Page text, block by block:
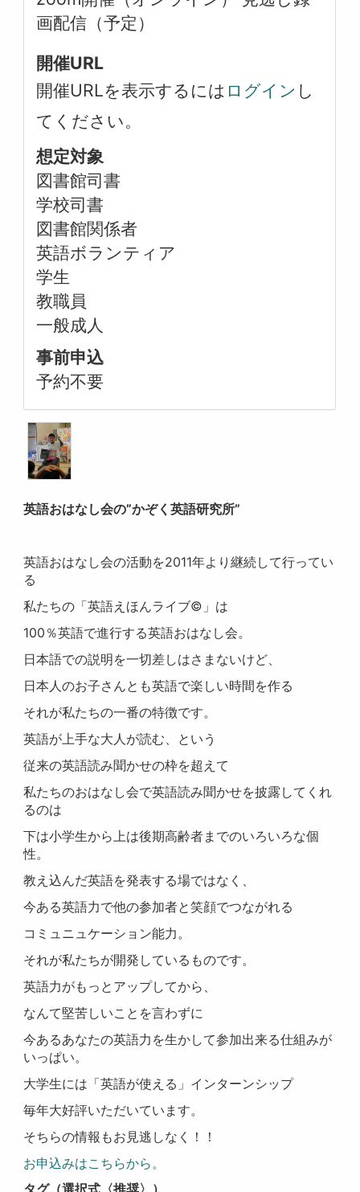
画配信（予定）
開催URL
開催URLを表示するには ログイン し
てください。
想定対象
図書館司書
学校司書
図書館関係者
英語ボランティア
学生
教職員
一般成人
事前申込
予約不要
英語おはなし会の”かぞく英語研究所”
英語おはなし会の活動を2011年より継続して行ってい
る
私たちの「英語えほんライブ©」は
100％英語で進行する英語おはなし会。
日本語での説明を一切差しはさまないけど、
日本人のお子さんとも英語で楽しい時間を作る
それが私たちの一番の特徴です。
英語が上手な大人が読む、という
従来の英語読み聞かせの枠を超えて
私たちのおはなし会で英語読み聞かせを披露してくれ
るのは
下は小学生から上は後期高齢者までのいろいろな個
性。
教え込んだ英語を発表する場ではなく、
今ある英語力で他の参加者と笑顔でつながれる
コミュニュケーション能力。
それが私たちが開発しているものです。
英語力がもっとアップしてから、
なんて堅苦しいことを言わずに
今あるあなたの英語力を生かして参加出来る仕組みが
いっぱい。
大学生には「英語が使える」インターンシップ
毎年大好評いただいています。
そちらの情報もお見逃しなく！！
お申込みはこちらから。